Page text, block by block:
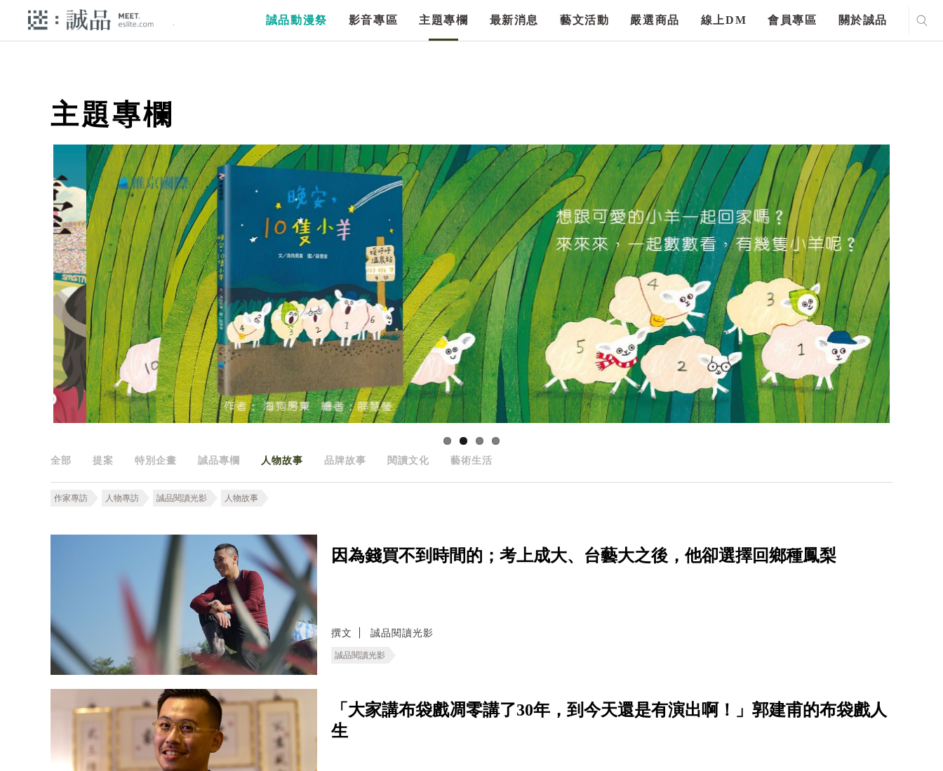
誠品動漫祭 影音專區 主題專欄 最新消息 藝文活動 嚴選商品 線上DM 會員專區 關於誠品
主題專欄
全部 提案 特別企畫 誠品專欄 人物故事 品牌故事 閱讀文化 藝術生活
作家專訪 人物專訪 誠品閱讀光影 人物故事
因為錢買不到時間的；考上成大、台藝大之後，他卻選擇回鄉種鳳梨
撰文 誠品閱讀光影
誠品閱讀光影
「大家講布袋戲凋零講了30年，到今天還是有演出啊！」郭建甫的布袋戲人
生